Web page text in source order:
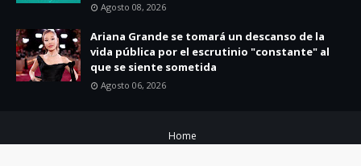
Agosto 08, 2026
Ariana Grande se tomará un descanso de la
vida pública por el escrutinio "constante" al
que se siente sometida
Agosto 06, 2026
Home